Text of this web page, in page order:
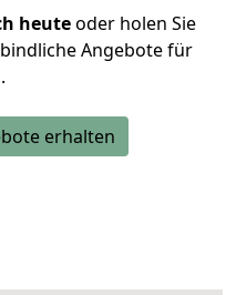
heuteoder holen Sie
Angebote für
erhalten